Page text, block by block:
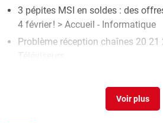
3 pépites MSI en soldes : des
4 février ! > Accueil - Informatique
Problème réception chaînes 20 21
Téléviseurs
Pas de chaines TNT de 20 à 29 !